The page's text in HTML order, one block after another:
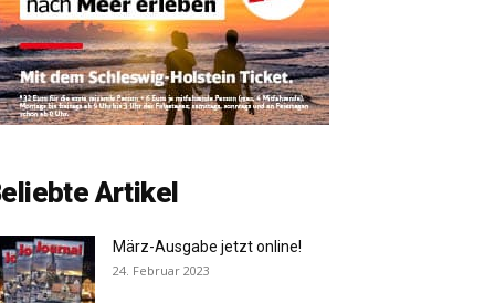
Artikel
März-Ausgabe jetzt online!
24. Februar 2023